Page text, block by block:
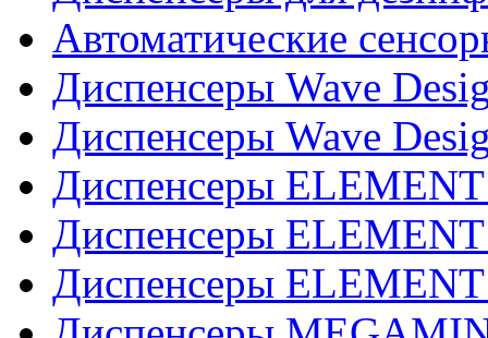
Автоматические
Диспенсеры Wave
Диспенсеры Wave
Диспенсеры
Диспенсеры
Диспенсеры